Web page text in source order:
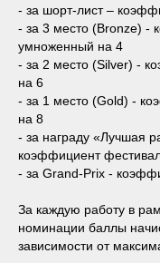
- за шорт-лист –
- за 3 место (Bronze) -
умноженный на 4
- за 2 место (Silver) -
на 6
- за 1 место (Gold) -
на 8
- за награду «Лучшая
коэффициент
- за Grand-Prix -
За каждую работу в
номинации баллы
зависимости от